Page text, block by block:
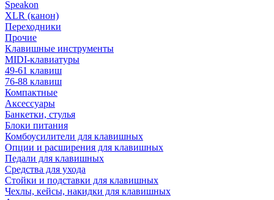
Speakon
XLR (канон)
Переходники
Прочие
Клавишные инструменты
MIDI-клавиатуры
49-61 клавиш
76-88 клавиш
Компактные
Аксессуары
Банкетки, стулья
Блоки питания
Комбоусилители для клавишных
Опции и расширения для клавишных
Педали для клавишных
Средства для ухода
Стойки и подставки для клавишных
Чехлы, кейсы, накидки для клавишных